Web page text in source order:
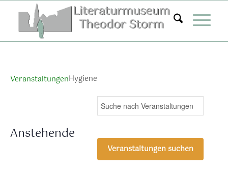
springen
VeranstaltungenHygiene
Veranstaltungen
Suche
und
Ansichten,
Navigation
Suche
Bitte
Schlüsselwort
Suche
nach
Veranstaltungen
Veranstaltungen suchen
Anstehende